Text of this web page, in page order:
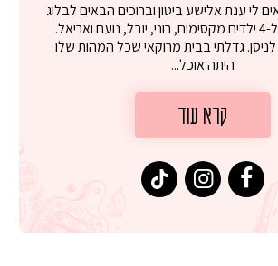
לי ענת אלישע ביטון וברוכים הבאים לבלוג
שלי. אני אמא ל-4 ילדים מקסימים, רוני, יובל, נועם ואריאל.
גדלתי בבית מרוקאי שכל המהות שלו
היתה אוכל...
קרא עוד